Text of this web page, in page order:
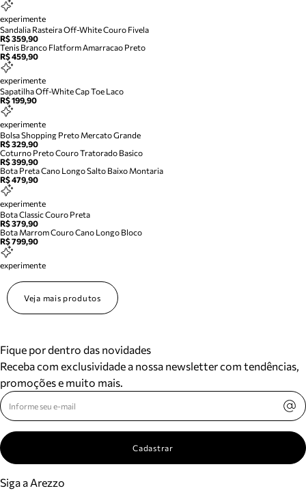
experimente
Sandalia Rasteira Off-White Couro Fivela
R$ 359,90
Tenis Branco Flatform Amarracao Preto
R$ 459,90
experimente
Sapatilha Off-White Cap Toe Laco
R$ 199,90
experimente
Bolsa Shopping Preto Mercato Grande
R$ 329,90
Coturno Preto Couro Tratorado Basico
R$ 399,90
Bota Preta Cano Longo Salto Baixo Montaria
R$ 479,90
experimente
Bota Classic Couro Preta
R$ 379,90
Bota Marrom Couro Cano Longo Bloco
R$ 799,90
experimente
Veja mais produtos
Fique por dentro das novidades
Receba com exclusividade a nossa newsletter com tendências,
promoções e muito mais.
Cadastrar
Siga a Arezzo